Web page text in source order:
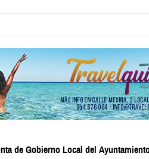
de Gobierno Local del